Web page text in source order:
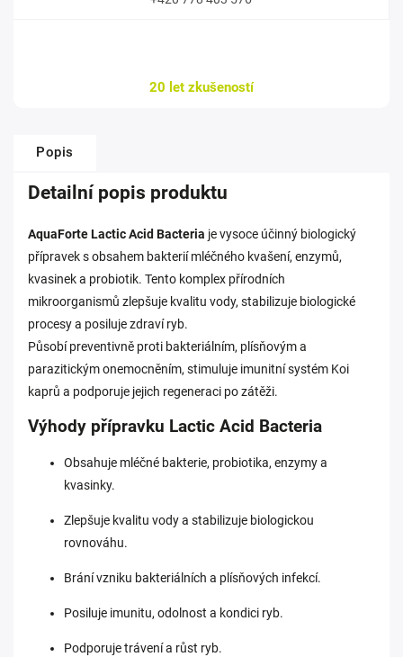
20 let zkušeností
Popis
Detailní popis produktu
AquaForte Lactic Acid Bacteria je vysoce účinný biologický
přípravek s obsahem bakterií mléčného kvašení, enzymů,
kvasinek a probiotik. Tento komplex přírodních
mikroorganismů zlepšuje kvalitu vody, stabilizuje biologické
procesy a posiluje zdraví ryb.
Působí preventivně proti bakteriálním, plísňovým a
parazitickým onemocněním, stimuluje imunitní systém Koi
kaprů a podporuje jejich regeneraci po zátěži.
Výhody přípravku Lactic Acid Bacteria
Obsahuje mléčné bakterie, probiotika, enzymy a
kvasinky.
Zlepšuje kvalitu vody a stabilizuje biologickou
rovnováhu.
Brání vzniku bakteriálních a plísňových infekcí.
Posiluje imunitu, odolnost a kondici ryb.
Podporuje trávení a růst ryb.